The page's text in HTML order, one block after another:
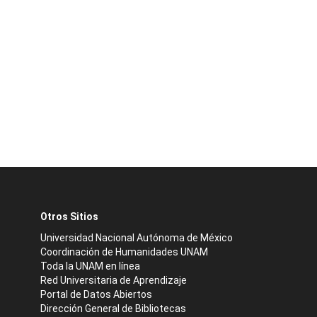
Otros Sitios
Universidad Nacional Autónoma de México
Coordinación de Humanidades UNAM
Toda la UNAM en línea
Red Universitaria de Aprendizaje
Portal de Datos Abiertos
Dirección General de Bibliotecas